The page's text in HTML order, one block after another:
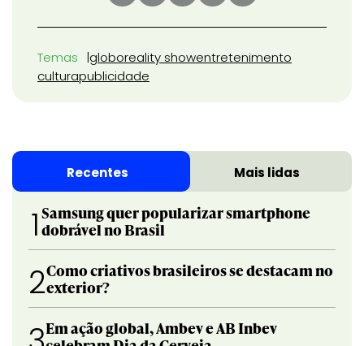
Temas globoreality showentretenimento
culturapublicidade
Recentes Mais lidas
1 Samsung quer popularizar smartphone
dobrável no Brasil
2Como criativos brasileiros se destacam no
exterior?
Em ação global, Ambev e AB Inbev